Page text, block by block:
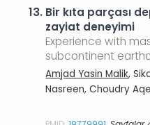
13. Bir kıta parçası
zayiat deneyimi
Experience with
subcontinent
Amjad Yasin Malik,
Nasreen, Choudry